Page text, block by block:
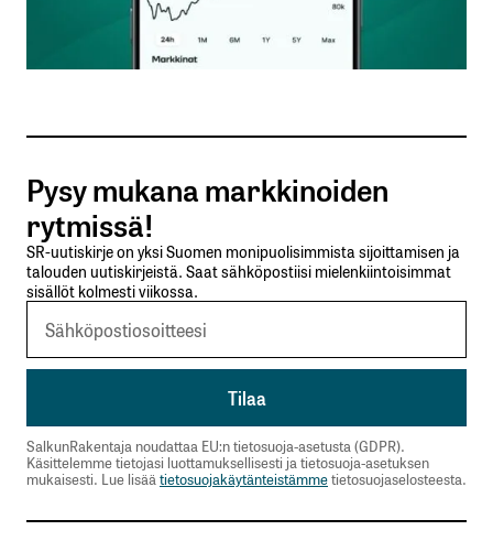
Sähköpostiosoitteesi
Tilaa SalkunRakentajan uutiskirje
Lähetä kommentti
Pysy mukana markkinoiden
rytmissä!
SR-uutiskirje on yksi Suomen monipuolisimmista sijoittamisen ja
talouden uutiskirjeistä. Saat sähköpostiisi mielenkiintoisimmat
sisällöt kolmesti viikossa.
SalkunRakentaja noudattaa EU:n tietosuoja-asetusta (GDPR).
Käsittelemme tietojasi luottamuksellisesti ja tietosuoja-asetuksen
mukaisesti. Lue lisäätietosuojakäytänteistämmetietosuojaselosteesta.